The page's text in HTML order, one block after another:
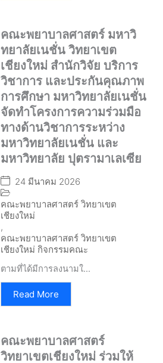
คณะพยาบาลศาสตร์ มหาวิ
ทยาลัยเนชั่น วิทยาเขต
เชียงใหม่ สำนักวิจัย บริการ
วิชาการ และประกันคุณภาพ
การศึกษา มหาวิทยาลัยเนชั่น
จัดทำโครงการความร่วมมือ
ทางด้านวิชาการระหว่าง
มหาวิทยาลัยเนชั่น และ
มหาวิทยาลัย ปุตรามาเลเซีย
24 มีนาคม 2026
คณะพยาบาลศาสตร์ วิทยาเขต
เชียงใหม่
,
คณะพยาบาลศาสตร์ วิทยาเขต
เชียงใหม่ กิจกรรมคณะ
ตามที่ได้มีการลงนามใ...
Read More
คณะพยาบาลศาสตร์
วิทยาเขตเชียงใหม่ ร่วมให้